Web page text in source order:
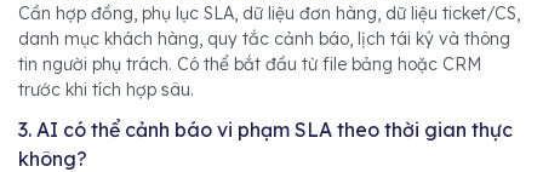
Cần hợp đồng, phụ lục SLA, dữ liệu đơn hàng, dữ liệu ticket/CS,
danh mục khách hàng, quy tắc cảnh báo, lịch tái ký và thông
tin người phụ trách. Có thể bắt đầu từ file bảng hoặc CRM
trước khi tích hợp sâu.
3. AI có thể cảnh báo vi phạm SLA theo thời gian thực
không?